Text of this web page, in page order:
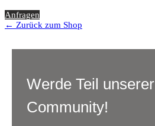
Anfragen
← Zurück zum Shop
Werde Teil unserer
Community!